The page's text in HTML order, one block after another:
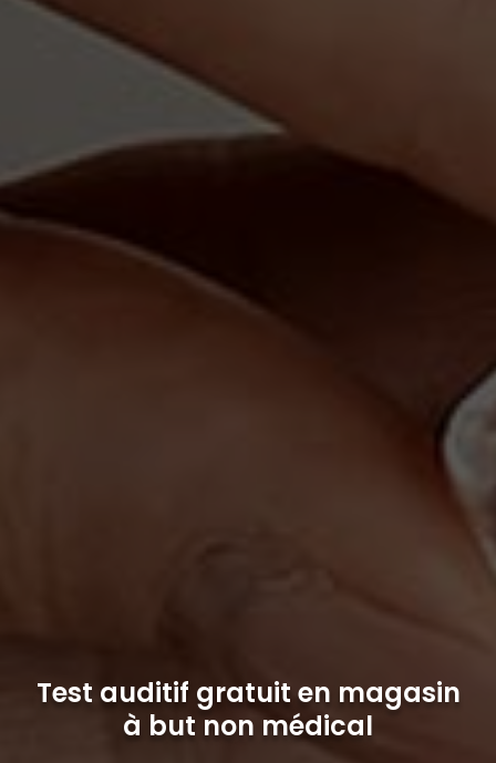
Test auditif gratuit en magasin
à but non médical